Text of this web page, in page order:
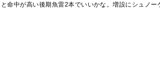
命中が高い後期魚雷2本でいいかな。増設にシュノ